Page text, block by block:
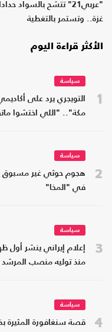
"عربي21" تتشح
غزة.. وتستمر بالتغطية
الأكثر قراءة اليوم
1
سياسة
التويجري يرد على
مكة".. "اللي اختشوا
2
سياسة
هجوم حوثي غير
في "المخا"
3
سياسة
إعلام إيراني ينشر
منذ توليه منصب
4
سياسة
قصة سنغافورة المثيرة